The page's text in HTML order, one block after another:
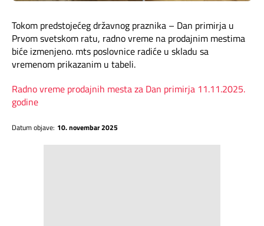
eRačun
Prilagođeno tebi
Putuj pametnije
Tokom predstojećeg državnog praznika – Dan primirja u
Prvom svetskom ratu, radno vreme na prodajnim mestima
biće izmenjeno. mts poslovnice radiće u skladu sa
vremenom prikazanim u tabeli.
Radno vreme prodajnih mesta za Dan primirja 11.11.2025.
godine
Datum objave: 10. novembar 2025